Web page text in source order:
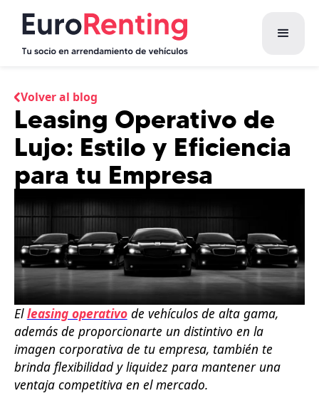
Volver al blog
Leasing Operativo de
Lujo: Estilo y Eficiencia
para tu Empresa
Elleasing operativode vehículos de alta gama,
además de proporcionarte un distintivo en la
imagen corporativa de tu empresa, también te
brinda flexibilidad y liquidez para mantener una
ventaja competitiva en el mercado.